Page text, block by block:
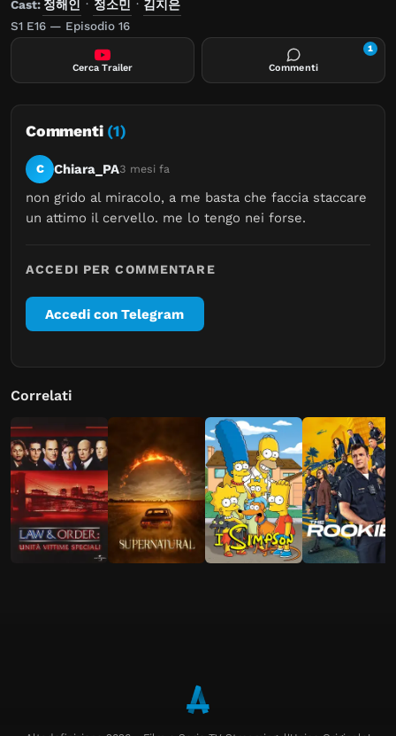
Cast: 정해인 · 정소민 · 김지은
S1 E16 — Episodio 16
Cerca Trailer Commenti
1
Commenti (1)
C Chiara_PA3 mesi fa
non grido al miracolo, a me basta che faccia staccare
un attimo il cervello. me lo tengo nei forse.
ACCEDI PER COMMENTARE
Accedi con Telegram
Correlati